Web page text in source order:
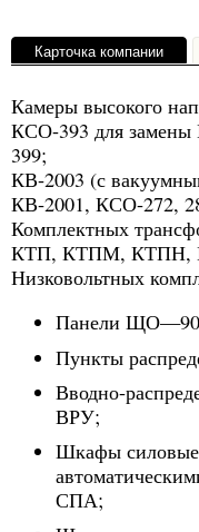
Карточка компании
Камеры высокого
КСО-393 для замены
399;
КВ-2003 (с
КВ-2001, КСО-272,
Комплектных
КТП, КТПМ, КТПН,
Низковольтных
Панели
Пункты
Вводно-
ВРУ;
Шкафы силовые
СПА;